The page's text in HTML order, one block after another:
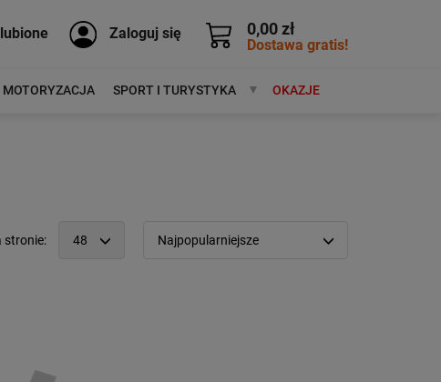
0,00 zł
Dostawa gratis!
Zaloguj się
MOTORYZACJA SPORT I TURYSTYKA MARKIOKAZJE
stronie: 48 Najpopularniejsze